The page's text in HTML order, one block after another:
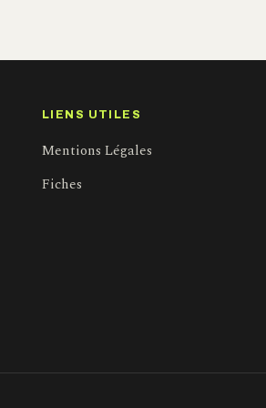
LIENS UTILES
Mentions Légales
Fiches